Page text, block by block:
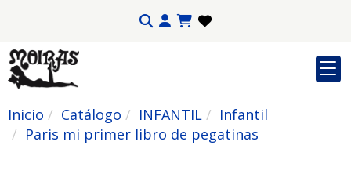
Inicio Catálogo INFANTIL
Infantil
Paris mi primer libro de pegatinas